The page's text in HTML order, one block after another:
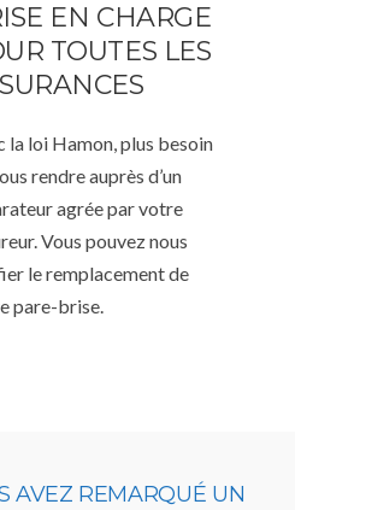
EN CHARGE
TOUTES LES
la loi Hamon, plus besoin
rendre auprès d’un
agrée par votre
Vous pouvez nous
le remplacement de
pare-brise.
AVEZ REMARQUÉ UN